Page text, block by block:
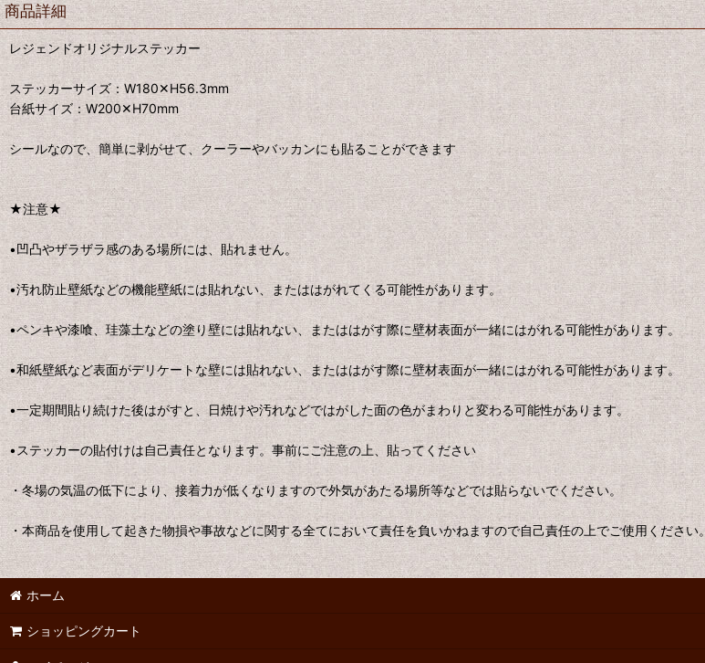
商品詳細
レジェンドオリジナルステッカー
ステッカーサイズ：W180✕H56.3mm
台紙サイズ：W200✕H70mm
シールなので、簡単に剥がせて、クーラーやバッカンにも貼ることができます
★注意★
•凹凸やザラザラ感のある場所には、貼れません。
•汚れ防止壁紙などの機能壁紙には貼れない、またははがれてくる可能性があります。
•ペンキや漆喰、珪藻土などの塗り壁には貼れない、またははがす際に壁材表面が一緒にはがれる可能性があります。
•和紙壁紙など表面がデリケートな壁には貼れない、またははがす際に壁材表面が一緒にはがれる可能性があります。
•一定期間貼り続けた後はがすと、日焼けや汚れなどではがした面の色がまわりと変わる可能性があります。
•ステッカーの貼付けは自己責任となります。事前にご注意の上、貼ってください
・冬場の気温の低下により、接着力が低くなりますので外気があたる場所等などでは貼らないでください。
・本商品を使用して起きた物損や事故などに関する全てにおいて責任を負いかねますので自己責任の上でご使用ください。
ホーム
ショッピングカート